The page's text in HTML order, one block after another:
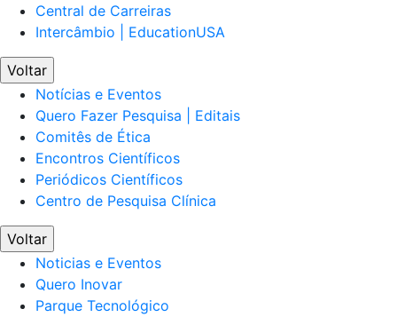
Central de Carreiras
Intercâmbio | EducationUSA
Voltar
Notícias e Eventos
Quero Fazer Pesquisa | Editais
Comitês de Ética
Encontros Científicos
Periódicos Científicos
Centro de Pesquisa Clínica
Voltar
Noticias e Eventos
Quero Inovar
Parque Tecnológico